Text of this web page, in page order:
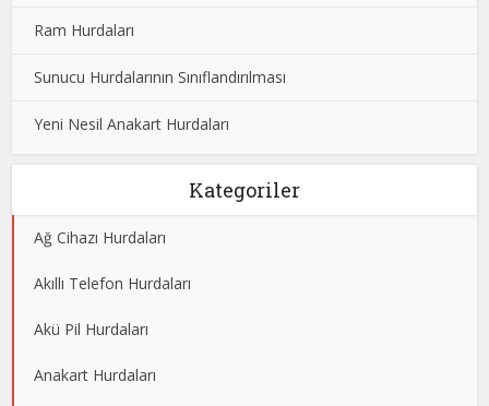
Ram Hurdaları
Sunucu Hurdalarının Sınıflandırılması
Yeni Nesil Anakart Hurdaları
Kategoriler
Ağ Cihazı Hurdaları
Akıllı Telefon Hurdaları
Akü Pil Hurdaları
Anakart Hurdaları